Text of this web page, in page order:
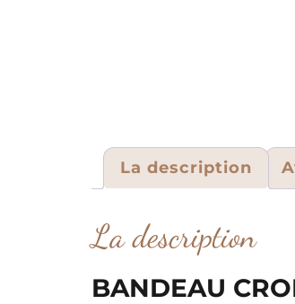
La description
La description
BANDEAU